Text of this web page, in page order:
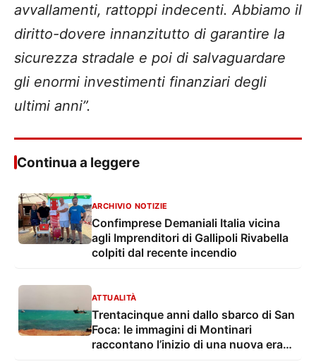
avvallamenti, rattoppi indecenti. Abbiamo il
diritto-dovere innanzitutto di garantire la
sicurezza stradale e poi di salvaguardare
gli enormi investimenti finanziari degli
ultimi anni”.
Continua a leggere
ARCHIVIO NOTIZIE
Confimprese Demaniali Italia vicina
agli Imprenditori di Gallipoli Rivabella
colpiti dal recente incendio
ATTUALITÀ
Trentacinque anni dallo sbarco di San
Foca: le immagini di Montinari
raccontano l’inizio di una nuova era